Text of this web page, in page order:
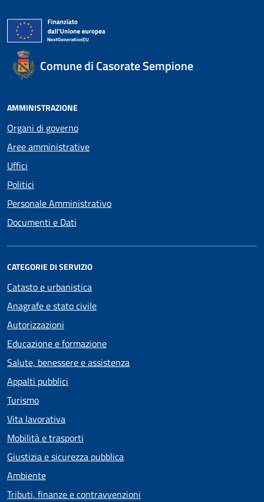
Comune di Casorate Sempione
AMMINISTRAZIONE
Organi di governo
Aree amministrative
Uffici
Politici
Personale Amministrativo
Documenti e Dati
CATEGORIE DI SERVIZIO
Catasto e urbanistica
Anagrafe e stato civile
Autorizzazioni
Educazione e formazione
Salute, benessere e assistenza
Appalti pubblici
Turismo
Vita lavorativa
Mobilità e trasporti
Giustizia e sicurezza pubblica
Ambiente
Tributi, finanze e contravvenzioni